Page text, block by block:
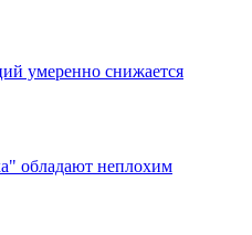
умеренно снижается
обладают неплохим